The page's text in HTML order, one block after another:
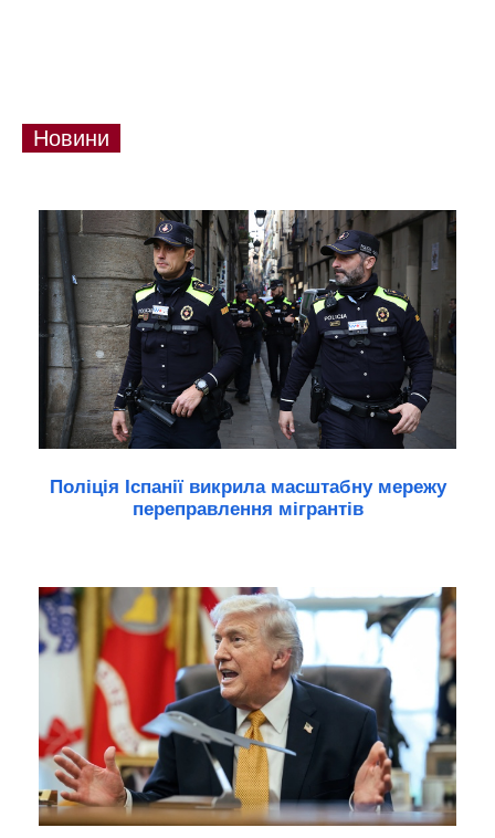
Новини
Поліція Іспанії викрила масштабну мережу
переправлення мігрантів